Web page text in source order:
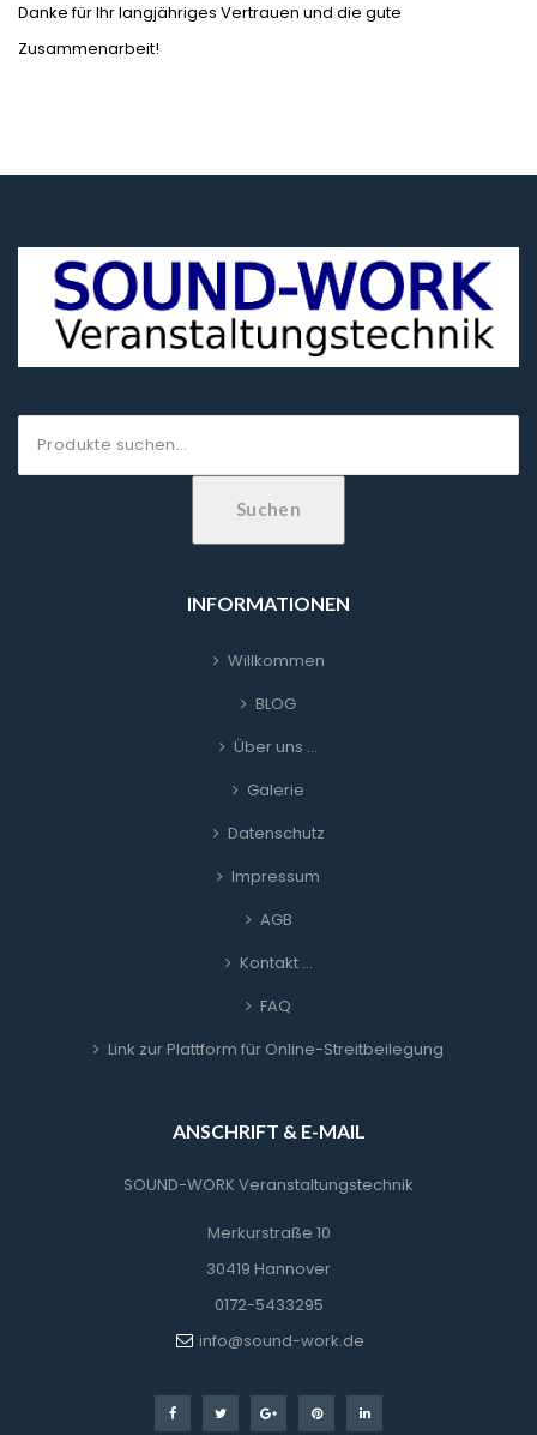
Danke für Ihr langjähriges Vertrauen und die gute
Zusammenarbeit!
Suche
Suchen
INFORMATIONEN
Willkommen
BLOG
Über uns …
Galerie
Datenschutz
Impressum
AGB
Kontakt …
FAQ
Link zur Plattform für Online-Streitbeilegung
ANSCHRIFT & E-MAIL
SOUND-WORK Veranstaltungstechnik
Merkurstraße 10
30419 Hannover
0172-5433295
info@sound-work.de